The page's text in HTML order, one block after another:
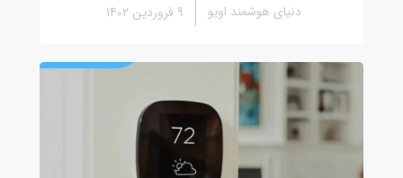
دنیای هوشمند اویو